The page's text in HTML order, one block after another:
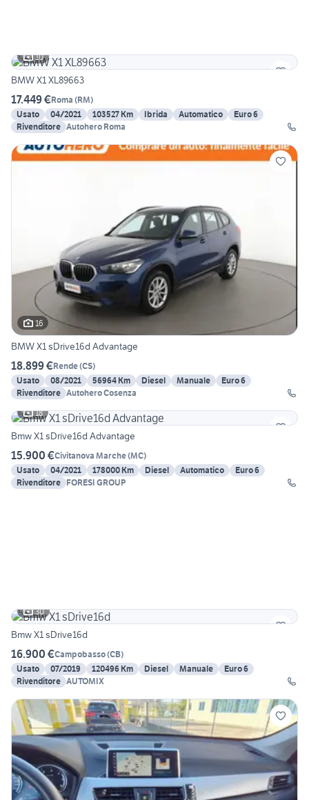
10
BMW X1 XL89663
17.449 €Roma (RM)
Usato
04/2021 103527 Km Ibrida Automatico
Euro 6
Rivenditore Autohero Roma
16
BMW X1 sDrive16d Advantage
18.899 €Rende(CS)
Usato
08/2021 56964 Km Diesel Manuale
Euro 6
Rivenditore Autohero Cosenza
18
Bmw X1 sDrive16d Advantage
15.900 €Civitanova Marche(MC)
Usato
04/2021 178000 Km Diesel Automatico
Euro 6
Rivenditore FORESI GROUP
30
Bmw X1 sDrive16d
16.900 €Campobasso(CB)
Usato
07/2019 120496 Km Diesel Manuale
Euro 6
Rivenditore AUTOMIX